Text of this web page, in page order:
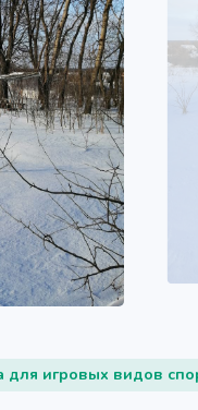
игровых видов